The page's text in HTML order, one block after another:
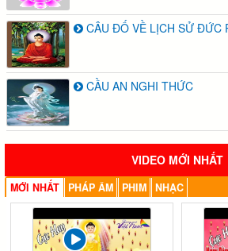
CÂU ĐỐ VỀ LỊCH SỬ ĐỨC
CẦU AN NGHI THỨC
VIDEO MỚI NHẤT
MỚI NHẤT PHÁP ÂM PHIM NHẠC